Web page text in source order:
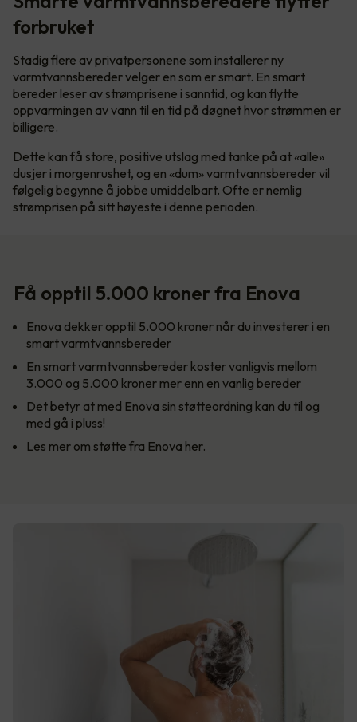
forbruket
Stadig flere av privatpersonene som installerer ny
varmtvannsbereder velger en som er smart. En smart
bereder leser av strømprisene i sanntid, og kan flytte
oppvarmingen av vann til en tid på døgnet hvor strømmen er
billigere.
Dette kan få store, positive utslag med tanke på at «alle»
dusjer i morgenrushet, og en «dum» varmtvannsbereder vil
følgelig begynne å jobbe umiddelbart. Ofte er nemlig
strømprisen på sitt høyeste i denne perioden.
Få opptil 5.000 kroner fra Enova
Enova dekker opptil 5.000 kroner når du investerer i en
smart varmtvannsbereder
En smart varmtvannsbereder koster vanligvis mellom
3.000 og 5.000 kroner mer enn en vanlig bereder
Det betyr at med Enova sin støtteordning kan du til og
med gå i pluss!
Les mer om støtte fra Enova her.